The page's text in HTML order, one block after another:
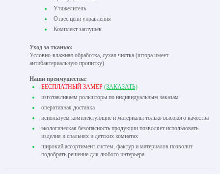
Утяжелитель
Отвес цепи управления
Комплект заглушек
Уход за тканью:
Условно-влажная обработка, сухая чистка (штора имеет
антибактериальную пропитку).
Наши преимущества:
БЕСПЛАТНЫЙ ЗАМЕР (ЗАКАЗАТЬ)
изготавливаем рольшторы по индивидуальным заказам
оперативная доставка
используем комплектующие и материалы только высокого качества
экологическая безопасность продукции позволяет использовать
изделия в спальнях и детских комнатах
широкий ассортимент систем, фактур и материалов позволит
подобрать решение для любого интерьера